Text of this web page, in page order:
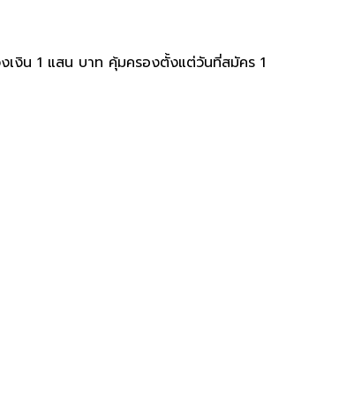
เงิน 1 แสน บาท คุ้มครองตั้งแต่วันที่สมัคร 1